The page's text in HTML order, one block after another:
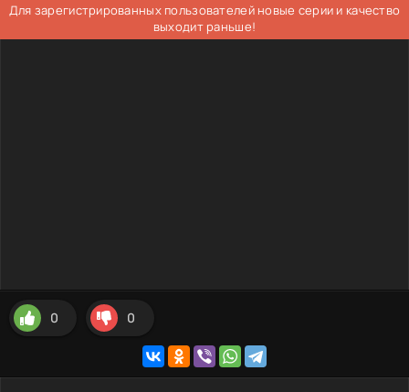
Для зарегистрированных пользователей новые серии и качество
выходит раньше!
0 0